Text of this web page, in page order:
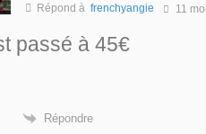
Répond à frenchyangie 11
passé à 45€
Répondre